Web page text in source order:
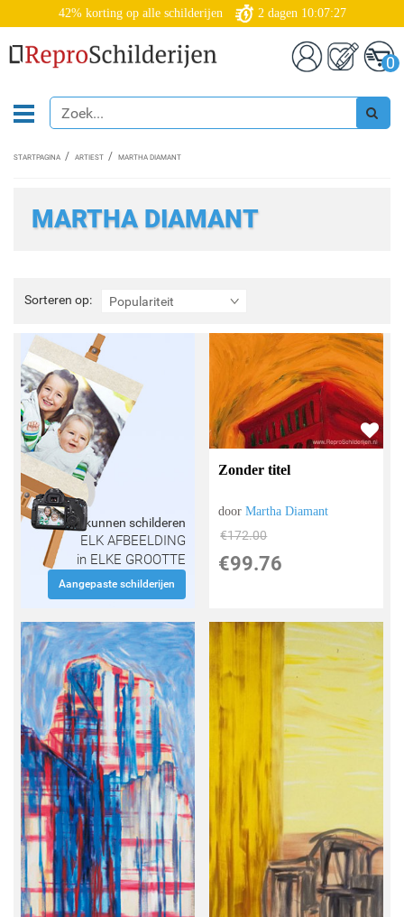
42% korting op alle schilderijen 2 dagen 10:07:26
0
STARTPAGINA ARTIEST MARTHA DIAMANT
MARTHA DIAMANT
Sorteren op: Populariteit
Sorteren
op:
Wij kunnen schilderen
ELK AFBEELDING
in ELKE GROOTTE
Aangepaste schilderijen
Zonder titel
doorMartha Diamant
€172.00
€99.76